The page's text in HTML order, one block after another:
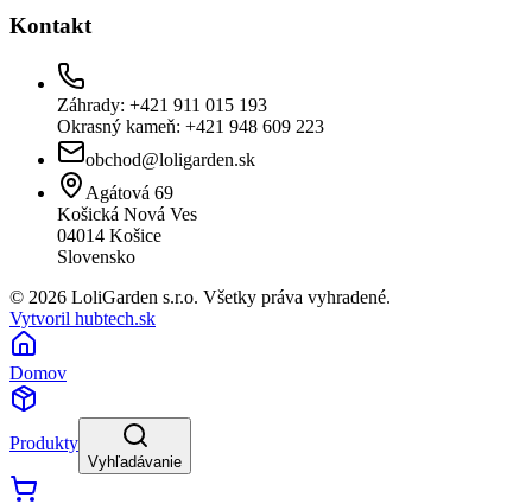
Kontakt
Záhrady: +421 911 015 193
Okrasný kameň: +421 948 609 223
obchod@loligarden.sk
Agátová 69
Košická Nová Ves
04014 Košice
Slovensko
© 2026 LoliGarden s.r.o. Všetky práva vyhradené.
Vytvoril hubtech.sk
Domov
Produkty
Vyhľadávanie